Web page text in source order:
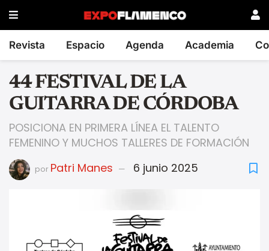
Revista Espacio Agenda Academia
44 FESTIVAL DE LA
GUITARRA DE CÓRDOBA
POSICIONA EN PRIMERA LÍNEA EL TALENTO
FEMENINO Y MUCHOS TALLERES DE FORMACIÓN
por Patri Manes 6 junio 2025